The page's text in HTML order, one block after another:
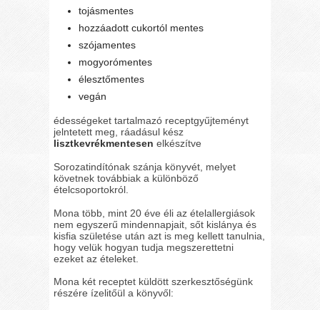
tojásmentes
hozzáadott cukortól mentes
szójamentes
mogyorómentes
élesztőmentes
vegán
édességeket tartalmazó receptgyűjteményt
jelntetett meg, ráadásul kész
lisztkevrékmentesen elkészítve
Sorozatindítónak szánja könyvét, melyet
követnek továbbiak a különböző
ételcsoportokról.
Mona több, mint 20 éve éli az ételallergiások
nem egyszerű mindennapjait, sőt kislánya és
kisfia születése után azt is meg kellett tanulnia,
hogy velük hogyan tudja megszerettetni
ezeket az ételeket.
Mona két receptet küldött szerkesztőségünk
részére ízelitőül a könyvől: